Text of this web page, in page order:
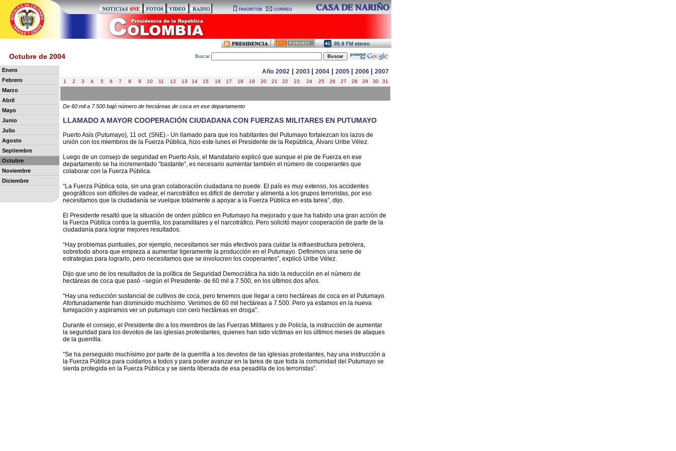
Octubre de 2004 Buscar
Enero
Febrero
Marzo
Abril
Mayo
Junio
Julio
Agosto
Septiembre
Octubre
Noviembre
Diciembre
Año 2002 | 2003 | 2004 | 2005 | 2006 | 2007
1 2 3 4 5 6 7 8 9 10 11 12 13 14 15 16 17 18 19 20 21 22 23 24 25 26 27 28 29 30 31
De 60 mil a 7.500 bajó número de hectáreas de coca en ese departamento
LLAMADO A MAYOR COOPERACIÓN CIUDADANA CON FUERZAS MILITARES EN PUTUMAYO
Puerto Asís (Putumayo), 11 oct. (SNE).- Un llamado para que los habitantes del Putumayo fortalezcan los lazos de
unión con los miembros de la Fuerza Pública, hizo este lunes el Presidente de la República, Álvaro Uribe Vélez.
Luego de un consejo de seguridad en Puerto Asís, el Mandatario explicó que aunque el pie de Fuerza en ese
departamento se ha incrementado “bastante”, es necesario aumentar también el número de cooperantes que
colaborar con la Fuerza Pública.
“La Fuerza Pública sola, sin una gran colaboración ciudadana no puede. El país es muy extenso, los accidentes
geográficos son difíciles de vadear, el narcotráfico es difícil de derrotar y alimenta a los grupos terroristas, por eso
necesitamos que la ciudadanía se vuelque totalmente a apoyar a la Fuerza Pública en esta tarea”, dijo.
El Presidente resaltó que la situación de orden público en Putumayo ha mejorado y que ha habido una gran acción de
la Fuerza Pública contra la guerrilla, los paramilitares y el narcotráfico. Pero solicitó mayor cooperación de parte de la
ciudadanía para lograr mejores resultados.
“Hay problemas puntuales, por ejemplo, necesitamos ser más efectivos para cuidar la infraestructura petrolera,
sobretodo ahora que empieza a aumentar ligeramente la producción en el Putumayo. Definimos una serie de
estrategias para lograrlo, pero necesitamos que se involucren los cooperantes”, explicó Uribe Vélez.
Dijo que uno de los resultados de la política de Seguridad Democrática ha sido la reducción en el número de
hectáreas de coca que pasó –según el Presidente- de 60 mil a 7.500, en los últimos dos años.
“Hay una reducción sustancial de cultivos de coca, pero tenemos que llegar a cero hectáreas de coca en el Putumayo.
Afortunadamente han disminuido muchísimo. Venimos de 60 mil hectáreas a 7.500. Pero ya estamos en la nueva
fumigación y aspiramos ver un putumayo con cero hectáreas en droga”.
Durante el consejo, el Presidente dio a los miembros de las Fuerzas Militares y de Policía, la instrucción de aumentar
la seguridad para los devotos de las iglesias protestantes, quienes han sido víctimas en los últimos meses de ataques
de la guerrilla.
“Se ha perseguido muchísimo por parte de la guerrilla a los devotos de las iglesias protestantes, hay una instrucción a
la Fuerza Pública para cuidarlos a todos y para poder avanzar en la tarea de que toda la comunidad del Putumayo se
sienta protegida en la Fuerza Pública y se sienta liberada de esa pesadilla de los terroristas”.